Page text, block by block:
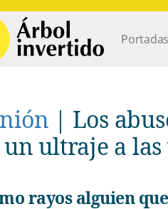
Main
Portadas
| Los
un ultraje a